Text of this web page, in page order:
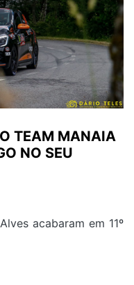
TEAM MANAIA
NO SEU
acabaram em 11º